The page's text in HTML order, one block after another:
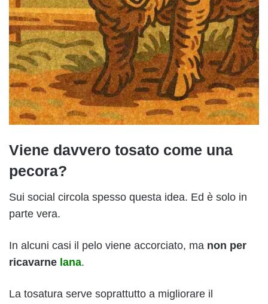
Viene davvero tosato come una
pecora?
Sui social circola spesso questa idea. Ed è solo in
parte vera.
In alcuni casi il pelo viene accorciato, ma non per
ricavarne lana.
La tosatura serve soprattutto a migliorare il